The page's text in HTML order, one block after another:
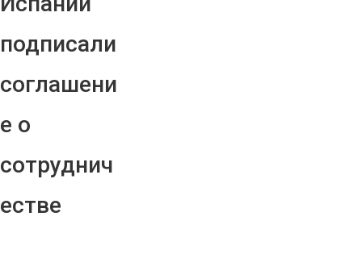
подписали
соглашени
е о
сотруднич
естве